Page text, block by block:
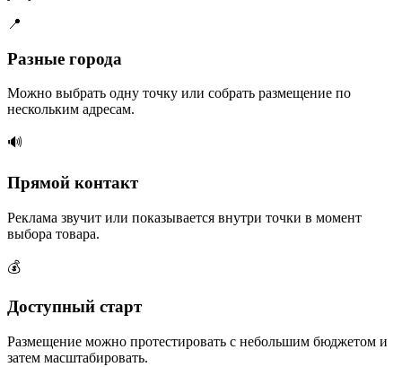
📍
Разные города
Можно выбрать одну точку или собрать размещение по
нескольким адресам.
🔊
Прямой контакт
Реклама звучит или показывается внутри точки в момент
выбора товара.
💰
Доступный старт
Размещение можно протестировать с небольшим бюджетом и
затем масштабировать.